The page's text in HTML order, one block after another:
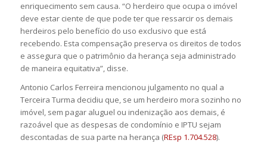
enriquecimento sem causa. “O herdeiro que ocupa o imóvel
deve estar ciente de que pode ter que ressarcir os demais
herdeiros pelo benefício do uso exclusivo que está
recebendo. Esta compensação preserva os direitos de todos
e assegura que o patrimônio da herança seja administrado
de maneira equitativa”, disse.
Antonio Carlos Ferreira mencionou julgamento no qual a
Terceira Turma decidiu que, se um herdeiro mora sozinho no
imóvel, sem pagar aluguel ou indenização aos demais, é
razoável que as despesas de condomínio e IPTU sejam
descontadas de sua parte na herança (REsp 1.704.528).